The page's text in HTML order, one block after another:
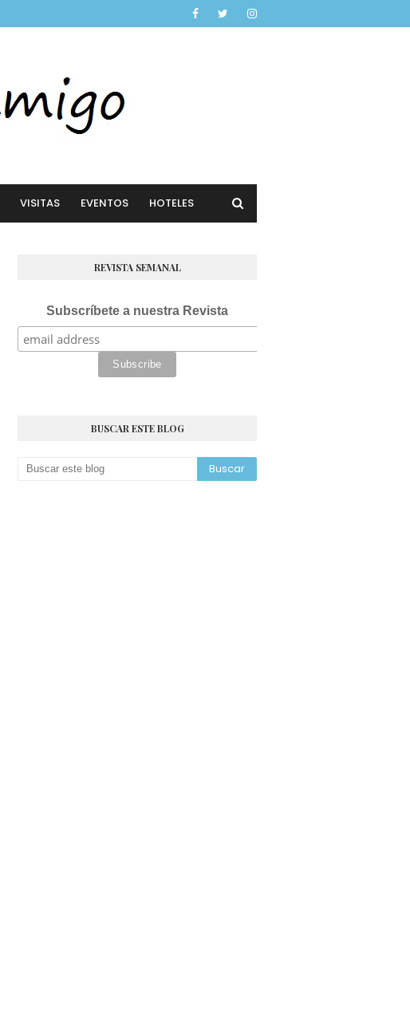
VISITAS EVENTOS HOTELES
REVISTA SEMANAL
Subscríbete a nuestra Revista
BUSCAR ESTE BLOG